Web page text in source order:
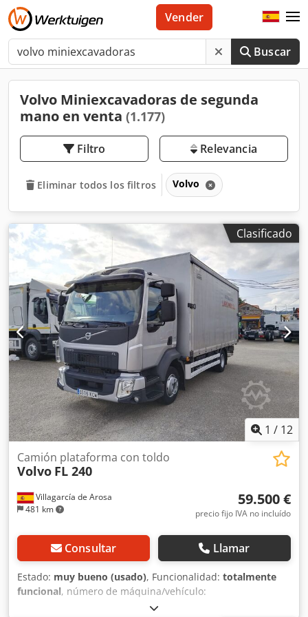
Buscar
Vender
Volvo Miniexcavadoras de segunda
mano en venta (1.177)
Filtro Relevancia
Eliminar todos los filtros Volvo
Clasificado
1 / 12
Villagarcía de Arosa
481 km
Camión plataforma con toldo
Volvo FL 240
59.500 €
precio fijo IVA no incluído
Consultar Llamar
Estado: muy bueno (usado), Funcionalidad: totalmente
funcional, número de máquina/vehículo:
, kilometraje: